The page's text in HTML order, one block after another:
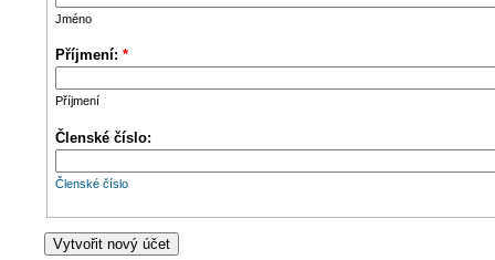
Jméno
Příjmení: *
Příjmení
Členské číslo:
Členské číslo